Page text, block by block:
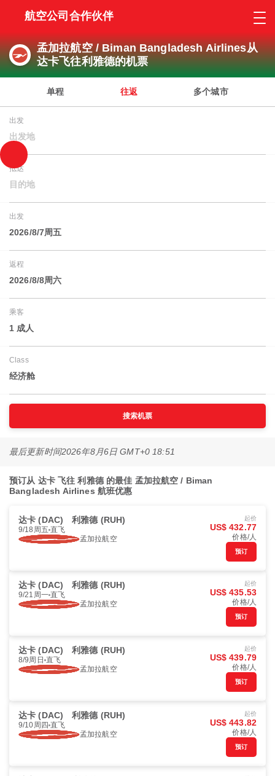
航空公司合作伙伴
孟加拉航空 / Biman Bangladesh Airlines从
达卡飞往利雅德的机票
单程 往返 多个城市
出发
出发地
抵达
目的地
出发
2026/8/7周五
返程
2026/8/8周六
乘客
1 成人
Class
经济舱
搜索机票
最后更新时间2026年8月6日 GMT+0 18:51
预订从 达卡 飞往 利雅德 的最佳 孟加拉航空 / Biman
Bangladesh Airlines 航班优惠
达卡 (DAC) 利雅德 (RUH)
9/18周五 直飞
孟加拉航空
起价
US$ 432.77
价格/人
预订
达卡 (DAC) 利雅德 (RUH)
9/21周一 直飞
孟加拉航空
起价
US$ 435.53
价格/人
预订
达卡 (DAC) 利雅德 (RUH)
8/9周日 直飞
孟加拉航空
起价
US$ 439.79
价格/人
预订
达卡 (DAC) 利雅德 (RUH)
9/10周四 直飞
孟加拉航空
起价
US$ 443.82
价格/人
预订